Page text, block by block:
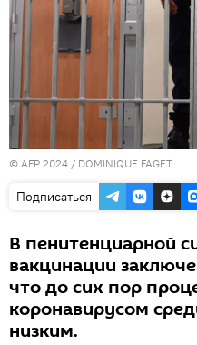
© AFP 2024 / DOMINIQUE FAGET
Подписаться
В пенитенциарной
вакцинации
что до сих пор
коронавирусом
низким.